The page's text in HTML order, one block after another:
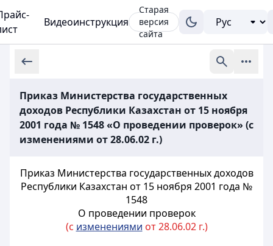
Видеоинструкция
Старая
версия
сайта
Приказ Министерства государственных
доходов Республики Казахстан от 15 ноября
2001 года № 1548 «О проведении проверок» (с
изменениями от 28.06.02 г.)
Приказ Министерства государственных доходов
Республики Казахстан от 15 ноября 2001 года №
1548
О проведении проверок
(с изменениями от 28.06.02 г.)